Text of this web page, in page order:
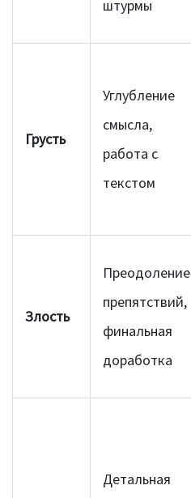
штурмы
Грусть
Углубление
смысла,
работа с
текстом
Злость
Преодоление
препятствий,
финальная
доработка
Детальная